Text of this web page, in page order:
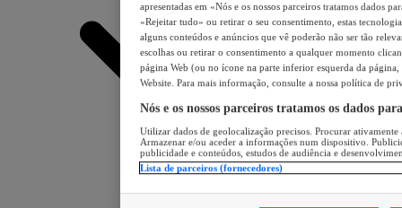
apresentadas em «Nós e os nossos parceiros tratamos dados
«Rejeitar tudo» ou retirar o seu consentimento, estas
alguns conteúdos e anúncios que vê poderão não ser tão
escolhas ou retirar o consentimento a qualquer momento
página Web (ou no ícone na parte inferior esquerda da página,
Website. Para mais informação, consulte a nossa política de
Nós e os nossos parceiros tratamos os dados
Utilizar dados de geolocalização precisos. Procurar
Armazenar e/ou aceder a informações num dispositivo.
publicidade e conteúdos, estudos de audiência e
Lista de parceiros (fornecedores)